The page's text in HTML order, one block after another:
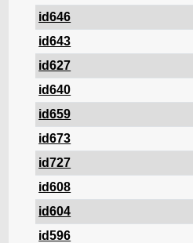
id646
id643
id627
id640
id659
id673
id727
id608
id604
id596